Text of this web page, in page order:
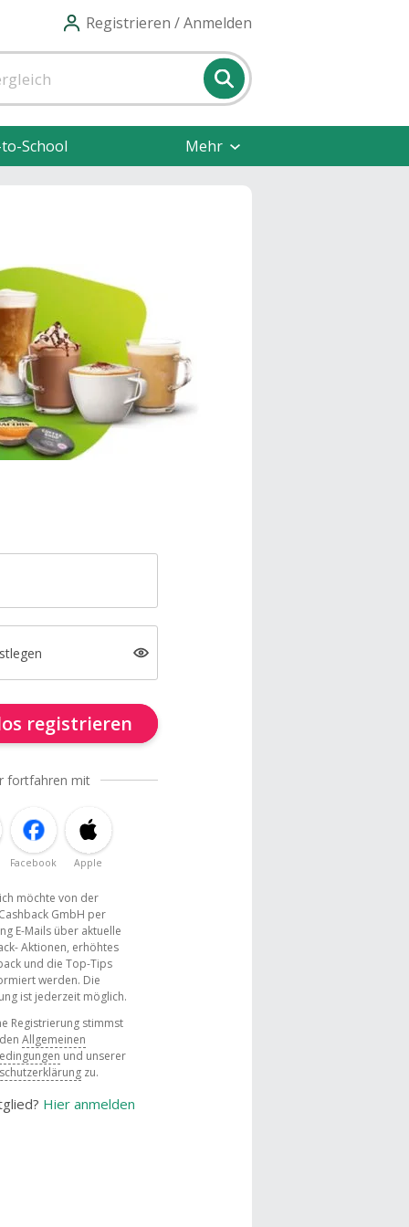
Registrieren / Anmelden
School Mehr
registrieren
fortfahren mit
Facebook Apple
ich möchte von der
GmbH per
E-Mails über aktuelle
Aktionen, erhöhtes
und die Top-Tips
werden. Die
ist jederzeit möglich.
Registrierung stimmst
Allgemeinen
und unserer
zu.
Hier anmelden